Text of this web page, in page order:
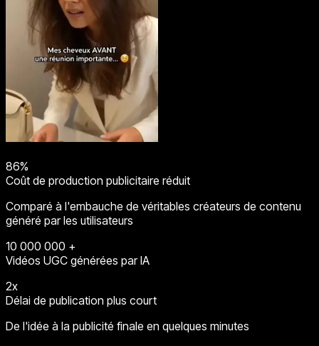
86%
Coût de production publicitaire réduit
Comparé à l'embauche de véritables créateurs de contenu
généré par les utilisateurs
10 000 000 +
Vidéos UGC générées par IA
2x
Délai de publication plus court
De l'idée à la publicité finale en quelques minutes